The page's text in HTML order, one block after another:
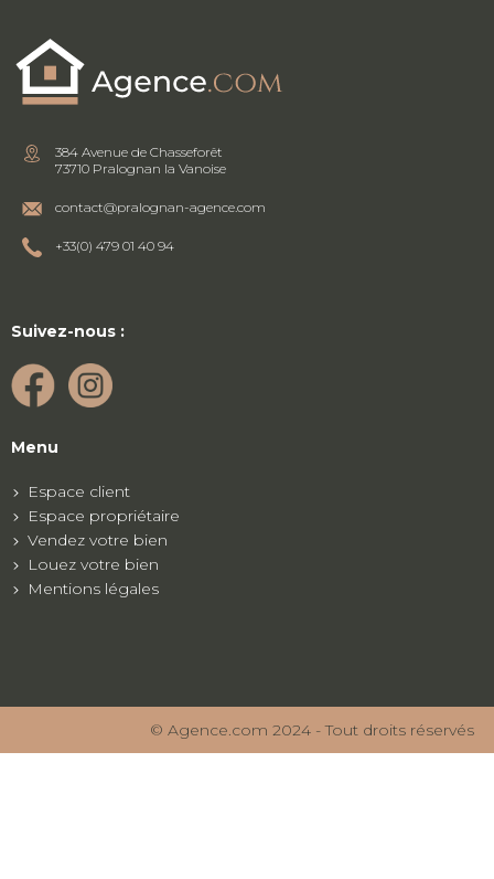
384 Avenue de Chasseforêt
73710 Pralognan la Vanoise
contact@pralognan-agence.com
+33(0) 479 01 40 94
Suivez-nous :
Menu
Espace client
Espace propriétaire
Vendez votre bien
Louez votre bien
Mentions légales
© Agence.com 2024 - Tout droits réservés